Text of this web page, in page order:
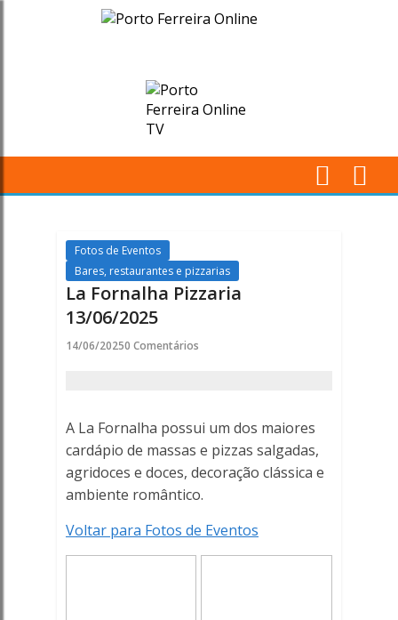
La
Pizzaria
13/06/2025
Ferreira
Online
Fotos de Eventos
Bares, restaurantes e pizzarias
La Fornalha Pizzaria
13/06/2025
14/06/20250 Comentários
A La Fornalha possui um dos maiores
cardápio de massas e pizzas salgadas,
agridoces e doces, decoração clássica e
ambiente romântico.
Voltar para Fotos de Eventos